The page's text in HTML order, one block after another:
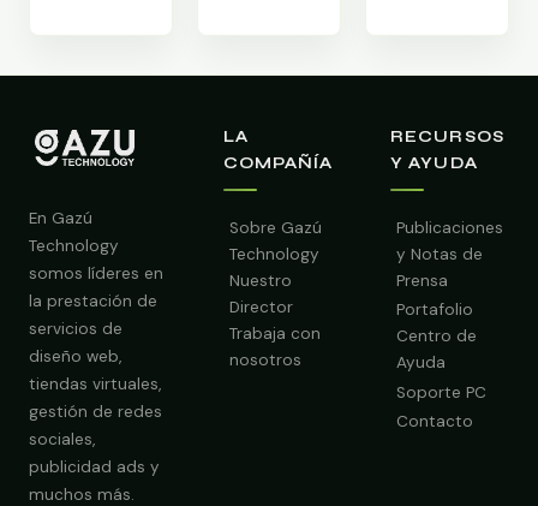
En Gazú
Technology
somos líderes en
la prestación de
servicios de
diseño web,
tiendas virtuales,
gestión de redes
sociales,
publicidad ads y
muchos más.
LA
COMPAÑÍA
Sobre Gazú
Technology
Nuestro
Director
Trabaja con
nosotros
RECURSOS
Y AYUDA
Publicaciones
y Notas de
Prensa
Portafolio
Centro de
Ayuda
Soporte PC
Contacto